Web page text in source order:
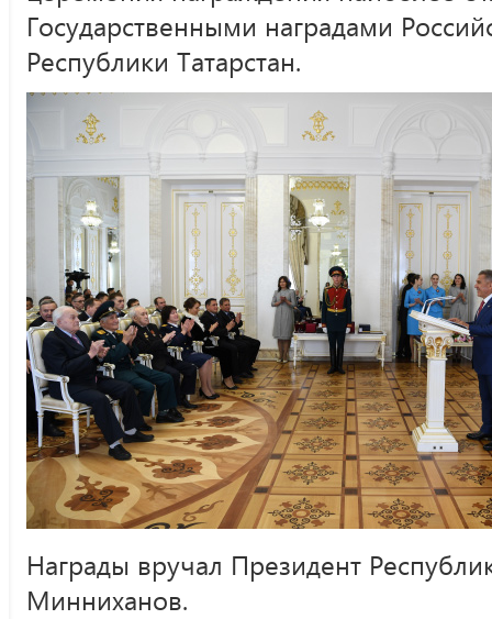
Государственными наградами
Республики Татарстан.
Награды вручал Президент
Минниханов.